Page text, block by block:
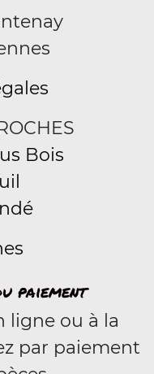
Bois
paiement
ligne ou à la
par paiement